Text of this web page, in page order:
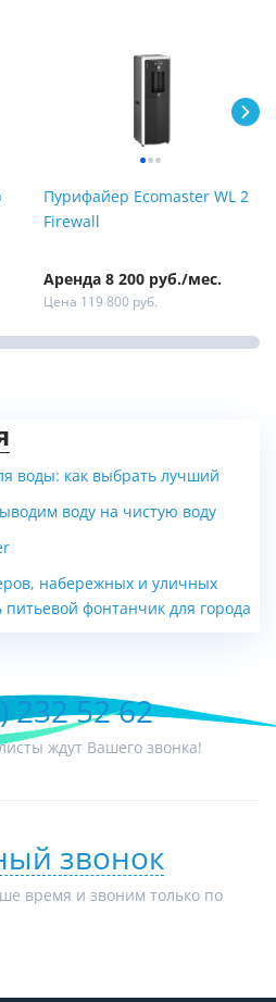
Пурифайер Ecomaster WL 2
Firewall
Аренда 8 200 руб./мес.
Цена 119 800 руб.
воды: как выбрать лучший
воду на чистую воду
набережных и уличных
питьевой фонтанчик для города
232 52 62
ждут Вашего звонка!
звонок
время и звоним только по